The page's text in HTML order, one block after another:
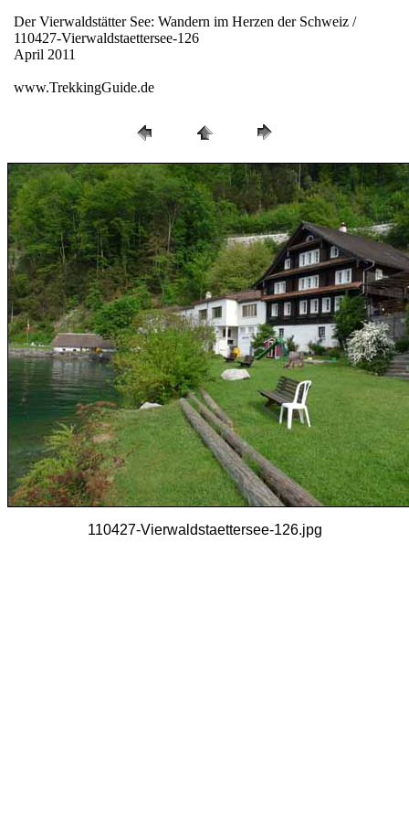
Der Vierwaldstätter See: Wandern im Herzen der Schweiz /
110427-Vierwaldstaettersee-126
April 2011
www.TrekkingGuide.de
110427-Vierwaldstaettersee-126.jpg